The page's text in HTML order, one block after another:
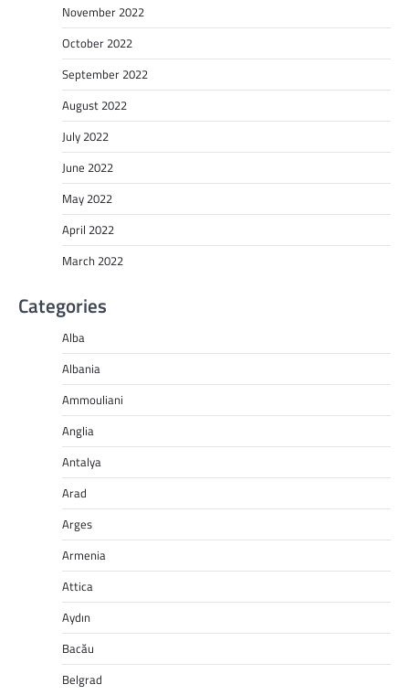
November 2022
October 2022
September 2022
August 2022
July 2022
June 2022
May 2022
April 2022
March 2022
Categories
Alba
Albania
Ammouliani
Anglia
Antalya
Arad
Arges
Armenia
Attica
Aydın
Bacău
Belgrad